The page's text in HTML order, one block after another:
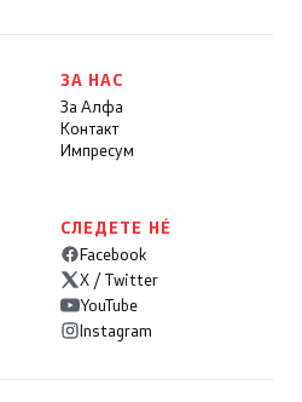
ЗА НАС
За Алфа
Контакт
Импресум
СЛЕДЕТЕ НÉ
Facebook
X / Twitter
YouTube
Instagram